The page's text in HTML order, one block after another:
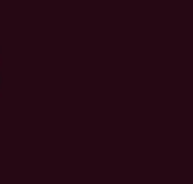
Algemene wet
bezwaar maken bij